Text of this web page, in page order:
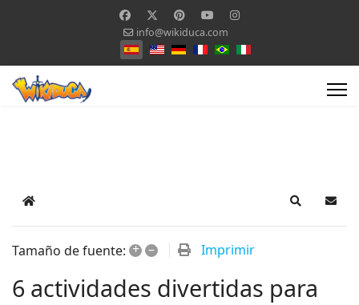
info@wikiduca.com
Seleccione su idioma
Home Search
Tamaño de fuente: + – Imprimir
6 actividades divertidas para